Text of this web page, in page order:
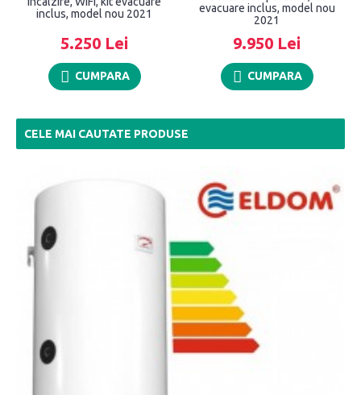
inclus, model nou 2021
5.250 Lei
CUMPARA
evacuare inclus, model nou
2021
9.950 Lei
CUMPARA
CELE MAI CAUTATE PRODUSE